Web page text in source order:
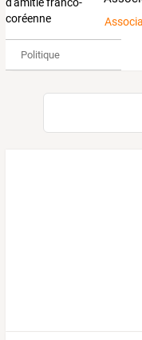
Politique